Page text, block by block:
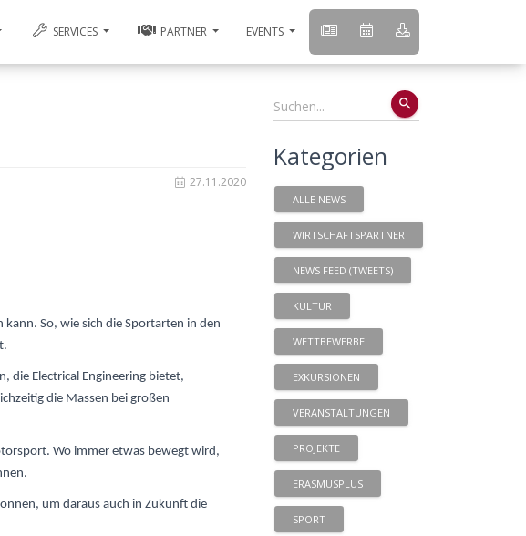
SERVICES PARTNER EVENTS
27.11.2020
So, wie sich die Sportarten in den
die Electrical Engineering bietet,
die Massen bei großen
Wo immer etwas bewegt wird,
um daraus auch in Zukunft die
search
Kategorien
ALLE NEWS
WIRTSCHAFTSPARTNER
NEWS FEED (TWEETS)
KULTUR
WETTBEWERBE
EXKURSIONEN
VERANSTALTUNGEN
PROJEKTE
ERASMUSPLUS
SPORT